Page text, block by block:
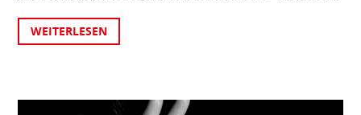
WEITERLESEN